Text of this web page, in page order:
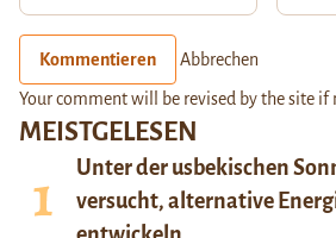
MEISTGELESEN
Unter der usbekischen
versucht, alternative
Kommentieren Abbrechen
Your comment will be revised by the site if